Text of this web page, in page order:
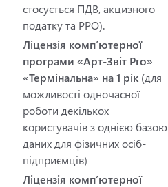
стосується ПДВ, акцизного
податку та РРО).
Ліцензія комп’ютерної
програми «Арт-Звіт Pro»
«Термінальна» на 1 рік (для
можливості одночасної
роботи декількох
користувачів з однією базою
даних для фізичних осіб-
підприємців)
Ліцензія комп’ютерної